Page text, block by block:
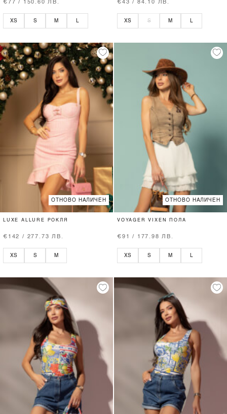
€77 / 150.60 ЛВ.
XS S M
€43 / 84.10 ЛВ.
XS S M
ОТНОВО НАЛИЧЕН
LUXE ALLURE РОКЛЯ
€142 / 277.73 ЛВ.
XS S M
ОТНОВО НАЛИЧЕН
VOYAGER VIXEN ПОЛА
€91 / 177.98 ЛВ.
XS S M L